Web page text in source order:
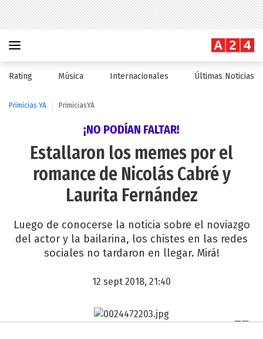
Rating Música Internacionales Últimas Noticias
Primicias YA PrimiciasYA
¡NO PODÍAN FALTAR!
Estallaron los memes por el
romance de Nicolás Cabré y
Laurita Fernández
Luego de conocerse la noticia sobre el noviazgo
del actor y la bailarina, los chistes en las redes
sociales no tardaron en llegar. Mirá!
12 sept 2018, 21:40